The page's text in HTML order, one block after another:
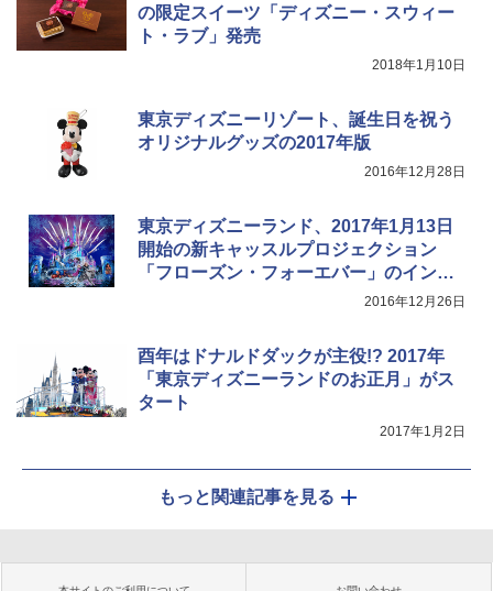
の限定スイーツ「ディズニー・スウィー
ト・ラブ」発売
2018年1月10日
東京ディズニーリゾート、誕生日を祝う
オリジナルグッズの2017年版
2016年12月28日
東京ディズニーランド、2017年1月13日
開始の新キャッスルプロジェクション
「フローズン・フォーエバー」のインタ
2016年12月26日
酉年はドナルドダックが主役!? 2017年
「東京ディズニーランドのお正月」がス
タート
2017年1月2日
もっと関連記事を見る